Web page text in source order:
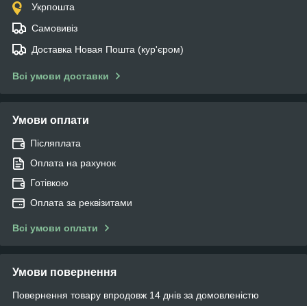
Укрпошта
Самовивіз
Доставка Новая Пошта (кур'єром)
Всі умови доставки
Умови оплати
Післяплата
Оплата на рахунок
Готівкою
Оплата за реквізитами
Всі умови оплати
Умови повернення
Повернення товару впродовж 14 днів за домовленістю